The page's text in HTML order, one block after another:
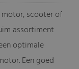
motor, scooter of
assortiment
optimale
Een goed